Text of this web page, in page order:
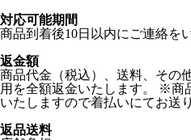
対応可能期間
商品到着後10日以内にご連絡を
返金額
商品代金（税込）、送料、その
用を全額返金いたします。 ※商
いたしますので着払いにてお送
返品送料